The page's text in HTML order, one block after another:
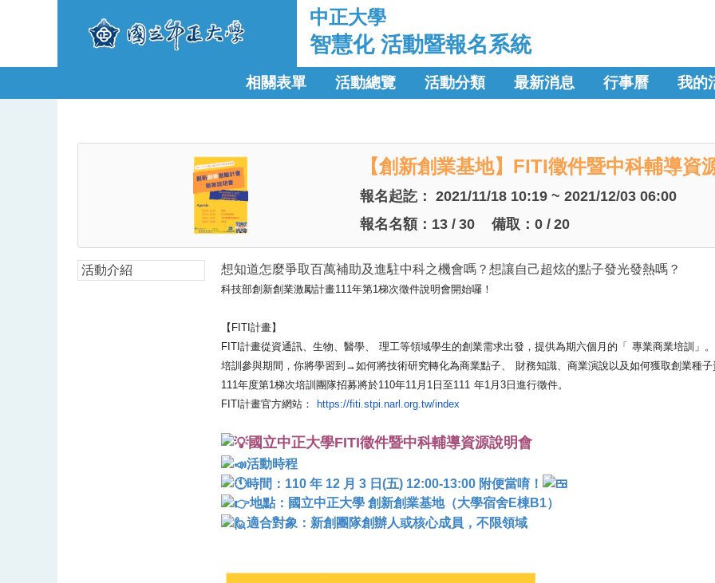
中正大學
智慧化 活動暨報名系統
相關表單 活動總覽 活動分類 最新消息 行事曆 我的
【創新創業基地】FITI徵件暨中科輔導資
報名起訖：2021/11/18 10:19 ~ 2021/12/03 06:00
報名名額： 13 / 30 備取：0 / 20
活動介紹 想知道怎麼爭取百萬補助及進駐中科之機會嗎？想讓自己超炫的點子發光發熱嗎？
科技部創新創業激勵計畫111年第1梯次徵件說明會開始囉！
【FITI計畫】
FITI計畫從資通訊、生物、醫學、
理工等領域學生的創業需求出發，提供為期六個月的「 專業商業培訓」。
培訓參與期間，你將學習到→如何將技術研究轉化為商業點子、
財務知識、商業演說以及如何獲取創業種子
111年度第1梯次培訓團隊招募將於110年11月1日至111 年1月3日進行徵件。
FITI計畫官方網站：
https://fiti.stpi.narl.org.tw/index
國立中正大學FITI徵件暨中科輔導資源說明會
活動時程
時間：110 年 12 月 3 日(五) 12:00-13:00 附便當唷！
地點：國立中正大學 創新創業基地（大學宿舍E棟B1）
適合對象：新創團隊創辦人或核心成員，不限領域